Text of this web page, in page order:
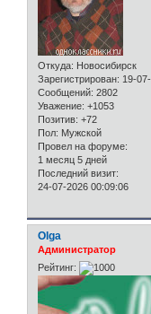
Откуда: Новосибирск
Зарегистрирован: 19-
Сообщений: 2802
Уважение: +1053
Позитив: +72
Пол: Мужской
Провел на форуме:
1 месяц 5 дней
Последний визит:
24-07-2026 00:09:06
Olga
Администратор
Рейтинг: